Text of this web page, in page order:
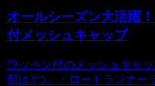
オールシーズン大活躍
付メッシュキャップ
ワッペン付のメッシュキャ
類は3つ。・ロードランナー